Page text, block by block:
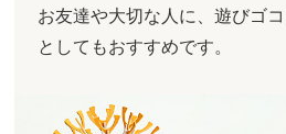
お友達や大切な人に、遊びゴ
としてもおすすめです。